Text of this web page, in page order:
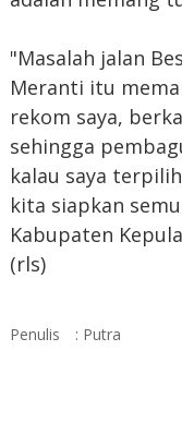
"Masalah jalan
Meranti itu
rekom saya,
sehingga
kalau saya
kita siapkan
Kabupaten
(rls)
Penulis : Putra